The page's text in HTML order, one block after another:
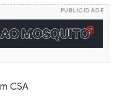
PUBLICIDADE